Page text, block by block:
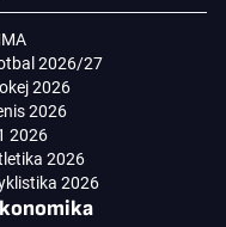
2026/27
2026
2026
2026
2026
2026